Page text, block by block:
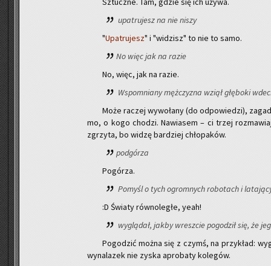
upa­tru­jesz na nie niszy
"Upa­tru­jesz" i "wi­dzisz" to nie to samo.
No więc jak na razie
No, więc, jak na razie.
Wspo­mnia­ny męż­czy­zna wziął głę­bo­ki
Może ra­czej wy­wo­ła­ny (do od­po­wie­dzi),
mo, o kogo cho­dzi. Na­wia­sem – ci trzej
zgrzy­ta, bo widzę bar­dziej chło­pa­ków.
pod­gó­rza
Po­gó­rza.
Po­myśl o tych ogrom­nych ro­bo­tach i
:D Świa­ty rów­no­le­głe, yeah!
wy­glą­dał, jakby wresz­cie po­go­dził się, że
Po­go­dzić można się z czymś, na przy­kład:
wy­na­la­zek nie zyska apro­ba­ty ko­le­gów.